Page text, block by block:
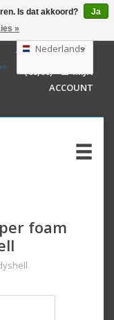
GBP
AUD
Nederlands
Deutsch
English
WINKELWAGEN
(€0,00)
MIJN
ACCOUNT
foam
Is dat akkoord?
Ja
»